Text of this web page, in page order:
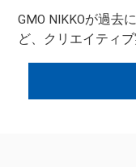
GMO NIKKOが過去
ど、クリエイティ